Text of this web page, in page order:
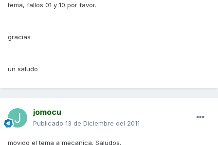
tema, fallos 01 y 10 por favor.
gracias
un saludo
jomocu
Publicado 13 de Diciembre del 2011
movido el tema a mecanica. Saludos.